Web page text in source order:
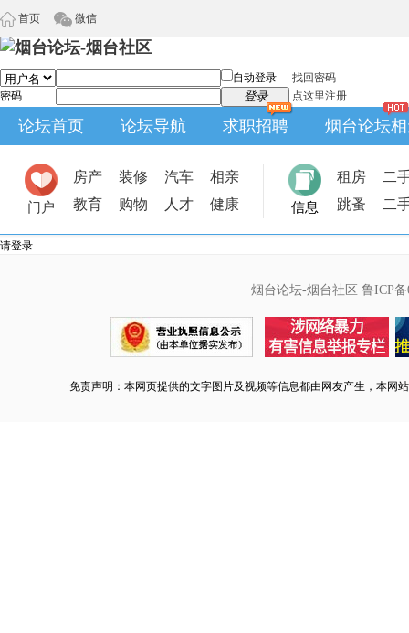
首页 微信
自动登录
找回密码
密码
登录 点这里注册
论坛首页 论坛导航 求职招聘 烟台论坛
门户
房产 装修 汽车
相亲
教育
购物 人才 健康 信息
租房
二
跳蚤
二
请登录
烟台论坛-烟台社区 鲁ICP备
免责声明：本网页提供的文字图片及视频等信息都由网友产生，本网